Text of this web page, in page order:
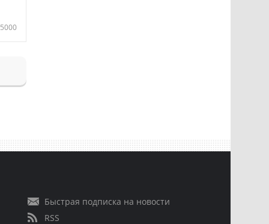
5000
Быстрая подписка на новости
RSS